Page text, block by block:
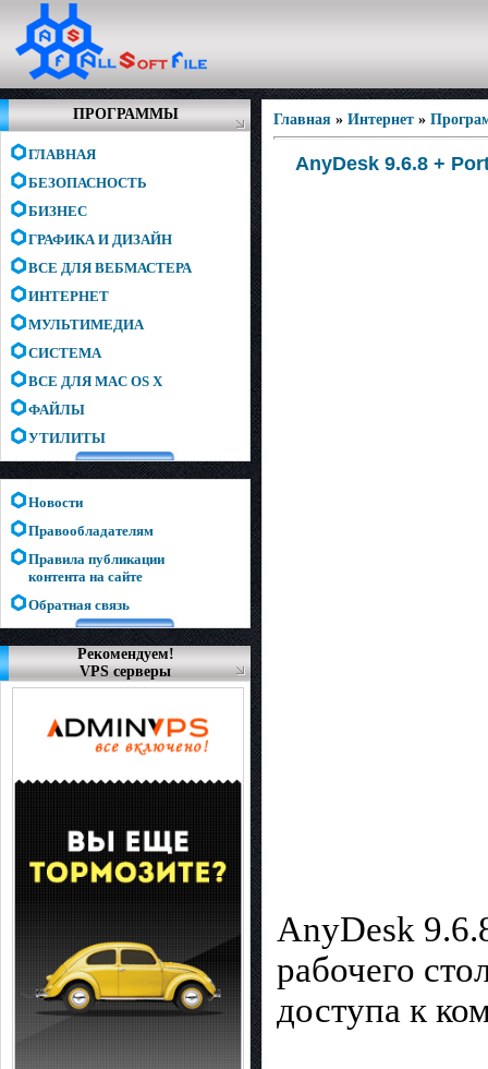
ПРОГРАММЫ
ГЛАВНАЯ
БЕЗОПАСНОСТЬ
БИЗНЕС
ГРАФИКА И ДИЗАЙН
ВСЕ ДЛЯ ВЕБМАСТЕРА
ИНТЕРНЕТ
МУЛЬТИМЕДИА
СИСТЕМА
ВСЕ ДЛЯ MAC OS X
ФАЙЛЫ
УТИЛИТЫ
Новости
Правообладателям
Правила публикации
контента на сайте
Обратная связь
Рекомендуем!
VPS серверы
Главная » Интернет »
AnyDesk 9.6.8 +
AnyDesk
рабочего
доступа к